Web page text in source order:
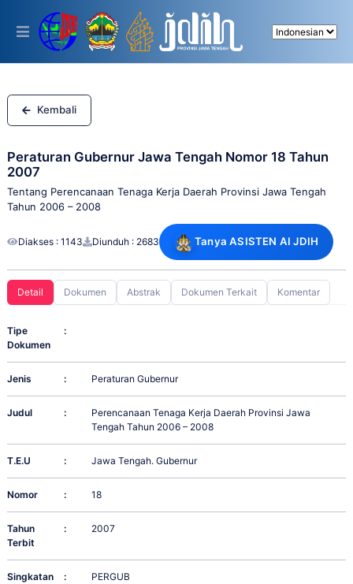
This
includes
accessibility
system.
Kembali
Peraturan Gubernur Jawa Tengah Nomor 18 Tahun
2007
Tentang Perencanaan Tenaga Kerja Daerah Provinsi Jawa Tengah
Tahun 2006 – 2008
Diakses : 1143 Diunduh : 2683 Tanya ASISTEN AI JDIH
Detail Dokumen Abstrak Dokumen Terkait Komentar
Tipe
Dokumen
:
Jenis : Peraturan Gubernur
Judul :
Perencanaan Tenaga Kerja Daerah Provinsi Jawa
Tengah Tahun 2006 – 2008
T.E.U : Jawa Tengah. Gubernur
Nomor : 18
Tahun
Terbit
: 2007
Singkatan
: PERGUB